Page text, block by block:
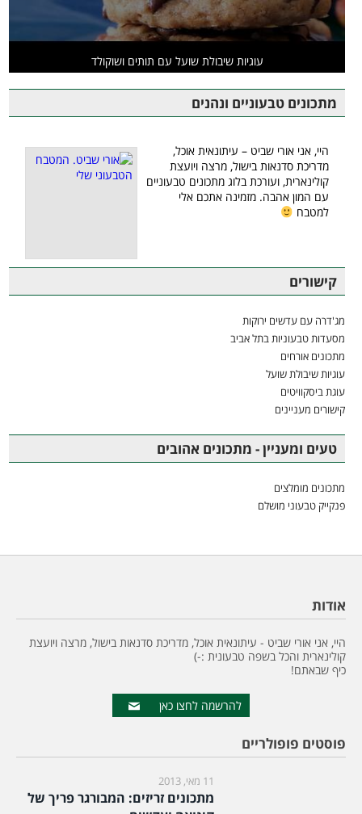
עוגיות שיבולת שועל עם תותים ושוקולד
מתכונים טבעוניים ונהנים
היי, אני אורי שביט – עיתונאית אוכל,
מדריכת סדנאות בישול, מרצה ויועצת
קולינארית, ועורכת בלוג מתכונים טבעוניים
עם המון אהבה. מזמינה אתכם אלי
למטבח
קישורים
מג'דרה עם עדשים ירוקות
מסעדות טבעוניות בתל אביב
מתכונים אורחים
עוגיות שיבולת שועל
עוגת ביסקוויטים
קישורים מעניינים
טעים ומעניין - מתכונים אהובים
מתכונים מומלצים
פנקייק טבעוני מושלם
אודות
היי, אני אורי שביט - עיתונאית אוכל, מדריכת סדנאות בישול, מרצה ויועצת
קולינארית והכל בשפה טבעונית :-)
כיף שבאתם!
להרשמה לחצו כאן
פוסטים פופולריים
11 מאי, 2013
מתכונים זריזים: המבורגר פריך של